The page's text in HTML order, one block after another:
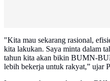
"Kita mau sekarang rasional,
kita lakukan. Saya minta dalam
tahun kita akan bikin BUMN-
lebih bekerja untuk rakyat,” ujar